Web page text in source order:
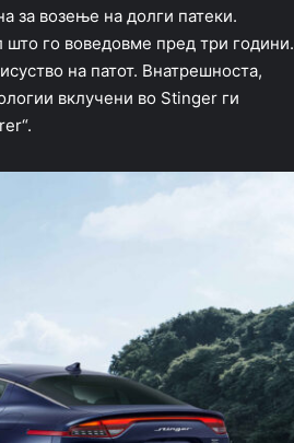
за возење на долги патеки.
го воведовме пред три години.
на патот. Внатрешноста,
вклучени во Stinger ги